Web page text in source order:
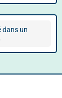
dans un